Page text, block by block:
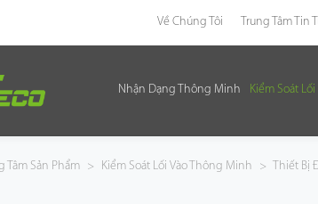
Về Chúng Tôi Trung Tâm Tin
Nhận Dạng Thông Minh Kiểm Soát
Tâm Sản Phẩm > Kiểm Soát Lối Vào Thông Minh > Thiết Bị